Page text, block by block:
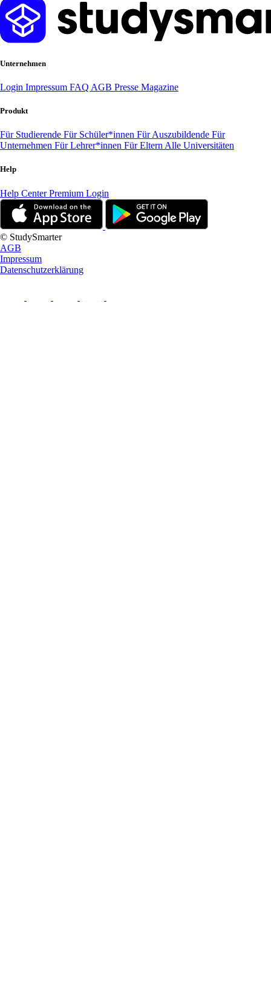
Unternehmen
Login Impressum FAQ AGB Presse Magazine
Produkt
Für Studierende Für Schüler*innen Für Auszubildende Für
Unternehmen Für Lehrer*innen Für Eltern Alle Universitäten
Help
Help CenterPremium Login
© StudySmarter
AGB
Impressum
Datenschutzerklärung